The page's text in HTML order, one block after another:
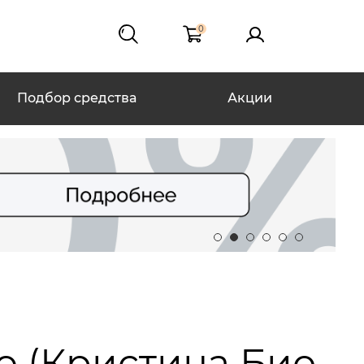
0
Подбор средства Акции